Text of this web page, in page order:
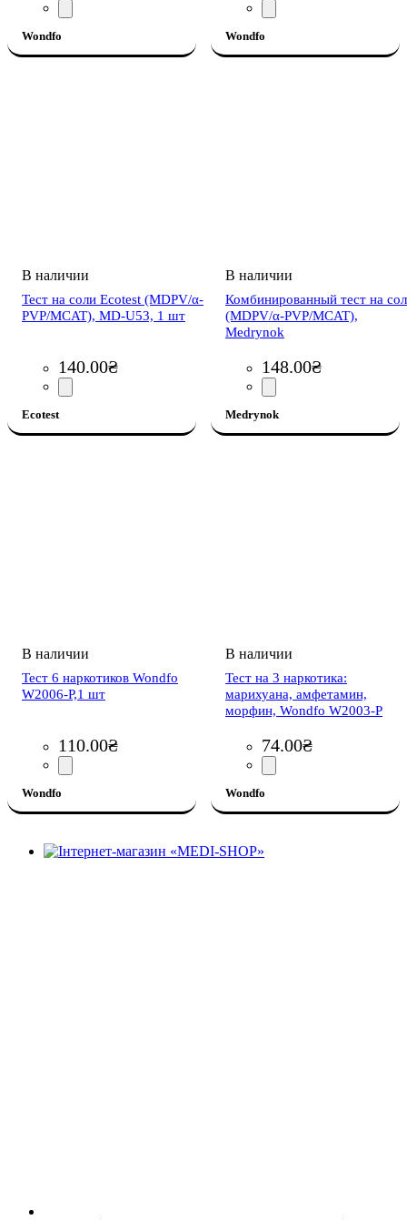
Wondfo Wondfo
Тест на соли Ecotest (MDPV/α-
PVP/MCAT), MD-U53, 1 шт
140.00₴
Ecotest
Комбинированный тест на
(MDPV/α-PVP/MCAT),
Medrynok
148.00₴
Medrynok
Тест 6 наркотиков Wondfo
W2006-P,1 шт
110.00₴
Wondfo
Тест на 3 наркотика:
марихуана, амфетамин,
морфин, Wondfo W2003-P
74.00₴
Wondfo